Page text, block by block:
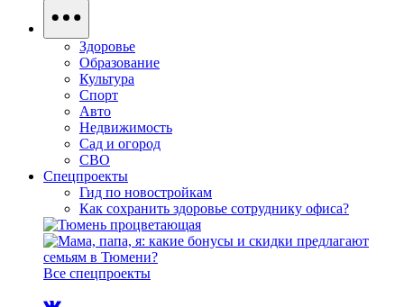
Здоровье
Образование
Культура
Спорт
Авто
Недвижимость
Сад и огород
СВО
Спецпроекты
Гид по новостройкам
Как сохранить здоровье сотруднику офиса?
Все спецпроекты